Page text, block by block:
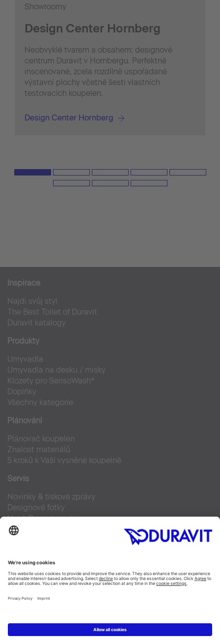
Showroomy
Design Center Hornberg
Neobvyklé tvarem a obsahem: designové
centrum Duravit v Hornbergu. Perfektně
inscenované, zcela rozdílně uspořádané
výstavní plochy včetně šesti vlastních
testovacích koupelen.
Design Center Hornberg
Inspirace
Najdi svůj styl
The Best Toilet of Duravit
Duravit katalogy
Produkty
Umyvadla
Umyvadla na desku / misky
Klozety pro SensoWash®
Doplňky
Všechny kategorie
Plánování
Plánovač koupelen
Znalost materiálů
5 kroků k Vaší vysněné koupelně
Servis
Novinky & tiskové zprávy
Designové fotky
Najdi Duravit prodejce
Často kladené otázky
Facebook
Instagram
Pinterest
Blog
Linked In
Copyright © 2026 Duravit AG